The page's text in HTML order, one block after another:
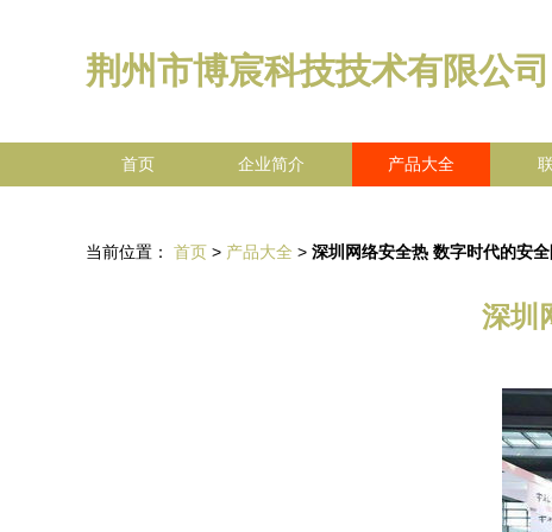
荆州市博宸科技技术有限公司
首页 企业简介 产品大全
当前位置： 首页 > 产品大全 > 深圳网络安全热 数字时代的安
深圳